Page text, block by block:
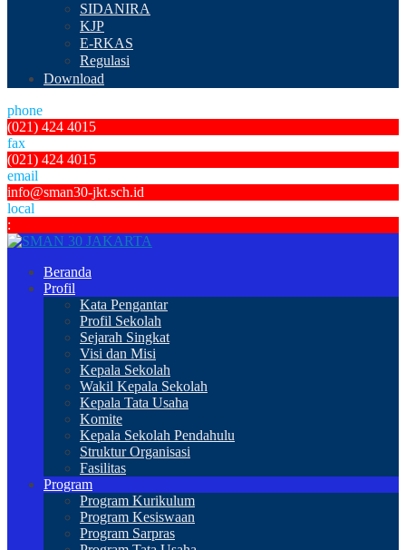
SIDANIRA
KJP
E-RKAS
Regulasi
Download
phone
(021) 424 4015
fax
(021) 424 4015
email
info@sman30-jkt.sch.id
local
:
Beranda
Profil
Kata Pengantar
Profil Sekolah
Sejarah Singkat
Visi dan Misi
Kepala Sekolah
Wakil Kepala Sekolah
Kepala Tata Usaha
Komite
Kepala Sekolah Pendahulu
Struktur Organisasi
Fasilitas
Program
Program Kurikulum
Program Kesiswaan
Program Sarpras